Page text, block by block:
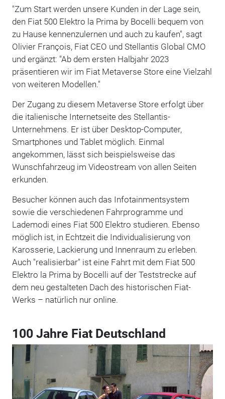
"Zum Start werden unsere Kunden in der Lage sein,
den Fiat 500 Elektro la Prima by Bocelli bequem von
zu Hause kennenzulernen und auch zu kaufen", sagt
Olivier François, Fiat CEO und Stellantis Global CMO
und ergänzt: "Ab dem ersten Halbjahr 2023
präsentieren wir im Fiat Metaverse Store eine Vielzahl
von weiteren Modellen."
Der Zugang zu diesem Metaverse Store erfolgt über
die italienische Internetseite des Stellantis-
Unternehmens. Er ist über Desktop-Computer,
Smartphones und Tablet möglich. Einmal
angekommen, lässt sich beispielsweise das
Wunschfahrzeug im Videostream von allen Seiten
erkunden.
Besucher können auch das Infotainmentsystem
sowie die verschiedenen Fahrprogramme und
Lademodi eines Fiat 500 Elektro studieren. Ebenso
möglich ist, in Echtzeit die Individualisierung von
Karosserie, Lackierung und Innenraum zu erleben.
Auch "realisierbar" ist eine Fahrt mit dem Fiat 500
Elektro la Prima by Bocelli auf der Teststrecke auf
dem neu gestalteten Dach des historischen Fiat-
Werks – natürlich nur online.
100 Jahre Fiat Deutschland